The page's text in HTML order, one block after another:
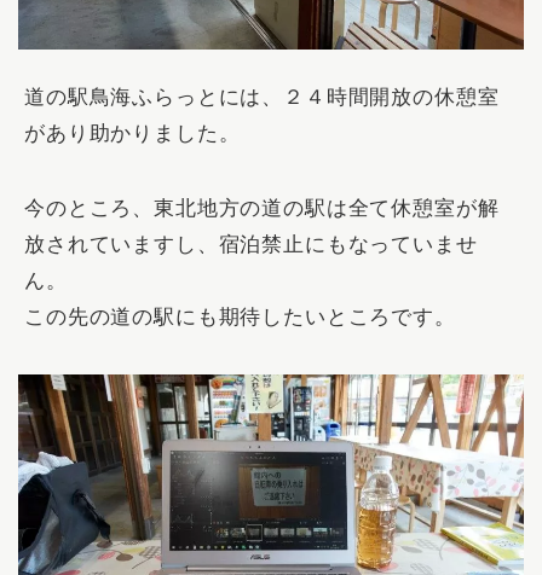
道の駅鳥海ふらっとには、２４時間開放の休憩室
があり助かりました。
今のところ、東北地方の道の駅は全て休憩室が解
放されていますし、宿泊禁止にもなっていませ
ん。
この先の道の駅にも期待したいところです。